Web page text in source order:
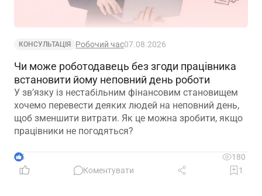
КОНСУЛЬТАЦІЯ Робочий час07.08.2026
Чи може роботодавець без згоди працівника
встановити йому неповний день роботи
У зв’язку із нестабільним фінансовим становищем
хочемо перевести деяких людей на неповний день,
щоб зменшити витрати. Як це можна зробити, якщо
працівники не погодяться?
5
180
Коментувати
1